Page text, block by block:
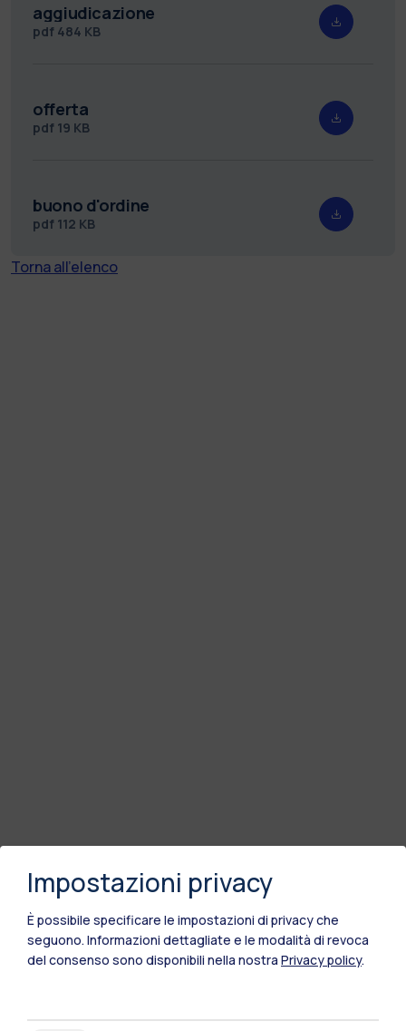
aggiudicazione
pdf 484 KB
offerta
pdf 19 KB
buono d'ordine
pdf 112 KB
Torna all'elenco
Impostazioni privacy
È possibile specificare le impostazioni di privacy che
seguono. Informazioni dettagliate e le modalità di revoca
del consenso sono disponibili nella nostra Privacy policy.